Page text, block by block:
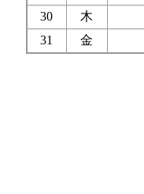
30
木
31
金